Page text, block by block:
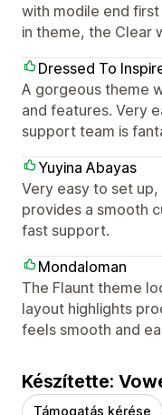
with modile end
in theme, the Clear
Dressed To
A gorgeous theme
and features. Very
support team is
Yuyina Abayas
Very easy to set
provides a smooth
fast support.
Mondaloman
The Flaunt theme
layout highlights
feels smooth and
Készítette:
Támogatás kérése